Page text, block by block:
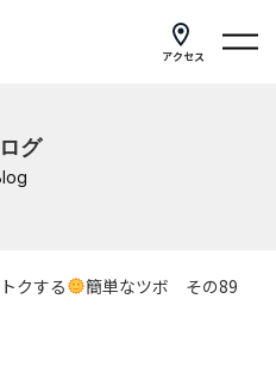
アクセス
グ
クする 簡単なツボ その89